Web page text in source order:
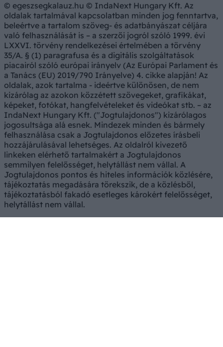
© egeszsegkalauz.hu © IndaNext Hungary Kft. Az
oldalak tartalmával kapcsolatban minden jog fenntartva,
beleértve a tartalom szöveg- és adatbányászat céljára
való felhasználását is – a szerzői jogról szóló 1999. évi
LXXVI. törvény rendelkezései értelmében a törvény
35/A. § (1) paragrafusa és a digitális szolgáltatások
piacairól szóló európai irányelv (Az Európai Parlament és
a Tanács (EU) 2019/790 Irányelve) 4. cikke alapján! Az
oldalak, azok tartalma - ideértve különösen, de nem
kizárólag az azokon közzétett szövegeket, grafikákat,
képeket, fotókat, hangfelvételeket és videókat stb. – az
IndaNext Hungary Kft. ("Jogtulajdonos") kizárólagos
jogosultsága alá esnek. Mindezek minden és bármely
felhasználása csak a Jogtulajdonos előzetes írásbeli
hozzájárulásával lehetséges. Az oldalról kivezető
linkeken elérhető tartalmakért a Jogtulajdonos
semmilyen felelősséget, helytállást nem vállal. A
Jogtulajdonos pontos és hiteles információk közlésére,
tájékoztatás megadására törekszik, de a közlésből,
tájékoztatásból fakadó esetleges károkért felelősséget,
helytállást nem vállal.